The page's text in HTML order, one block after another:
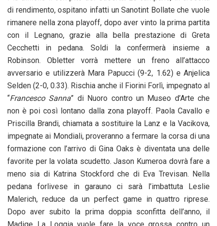
di rendimento, ospitano infatti un Sanotint Bollate che vuole
rimanere nella zona playoff, dopo aver vinto la prima partita
con il Legnano, grazie alla bella prestazione di Greta
Cecchetti in pedana. Soldi la confermerà insieme a
Robinson. Obletter vorrà mettere un freno all’attacco
avversario e utilizzerà Mara Papucci (9-2, 1.62) e Anjelica
Selden (2-0, 0.33). Rischia anche il Fiorini Forlì, impegnato al
“Francesco Sanna” di Nuoro contro un Museo d’Arte che
non è poi così lontano dalla zona playoff. Paola Cavallo e
Priscilla Brandi, chiamata a sostituire la Lanz e la Vacikova,
impegnate ai Mondiali, proveranno a fermare la corsa di una
formazione con l’arrivo di Gina Oaks è diventata una delle
favorite per la volata scudetto. Jason Kumeroa dovrà fare a
meno sia di Katrina Stockford che di Eva Trevisan. Nella
pedana forlivese in garauno ci sarà l’imbattuta Leslie
Malerich, reduce da un perfect game in quattro riprese.
Dopo aver subito la prima doppia sconfitta dell’anno, il